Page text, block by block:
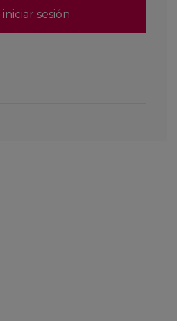
iniciar sesión